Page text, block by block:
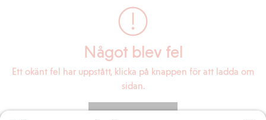
Något blev fel
Ett okänt fel har uppstått, klicka på knappen för att ladda om
sidan.